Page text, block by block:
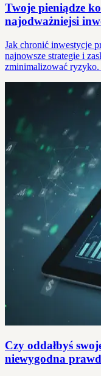
Twoje pieniądze
najodważniejsi
Jak chronić inwestycje
najnowsze strategie i
zminimalizować ryzyko.
Czy oddałbyś
niewygodna